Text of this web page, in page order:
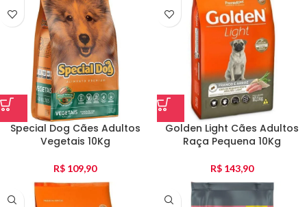
Special Dog Cães Adultos
Vegetais 10Kg
R$ 109,90
Golden Light Cães Adultos
Raça Pequena 10Kg
R$ 143,90